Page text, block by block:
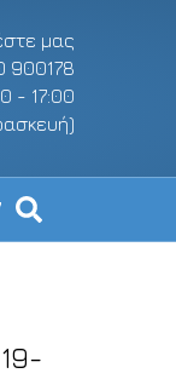
μας
900178
- 17:00